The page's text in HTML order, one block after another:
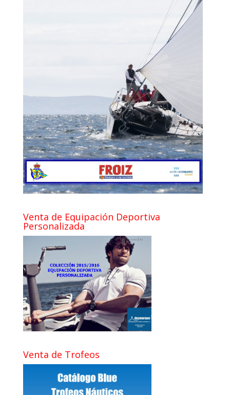
Venta de Equipación Deportiva
Personalizada
Venta de Trofeos